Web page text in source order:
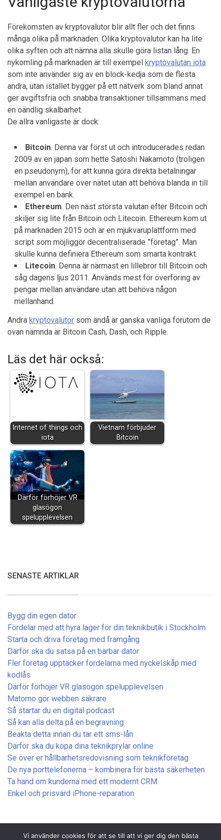
Förekomsten av kryptovalutor blir allt fler och det finns
många olika på marknaden. Olika kryptovalutor kan ha lite
olika syften och att nämna alla skulle göra listan lång. En
nykomling på marknaden är till exempel kryptovalutan iota
som inte använder sig av en block-kedja som de flesta
andra, utan istället bygger på ett nätverk som bland annat
ger avgiftsfria och snabba transaktioner tillsammans med
en oändlig skalbarhet.
De allra vanligaste är dock:
Bitcoin. Denna var först ut och introducerades redan
2009 av en japan som hette Satoshi Nakamoto (troligen
en pseudonym), för att kunna göra direkta betalningar
mellan användare över nätet utan att behöva blanda in till
exempel en bank.
Ethereum. Den näst största valutan efter Bitcoin och
skiljer sig lite från Bitcoin och Litecoin. Ethereum kom ut
på marknaden 2015 och är en mjukvaruplattform med
script som möjliggör decentraliserade ”företag”. Man
skulle kunna definiera Ethereum som smarta kontrakt.
Litecoin. Denna är närmast en lillebror till Bitcoin och
såg dagens ljus 2011. Används mest för överföring av
pengar mellan användare utan att behöva någon
mellanhand.
Andra kryptovalutor som ändå är ganska vanliga förutom de
ovan nämnda är Bitcoin Cash, Dash, och Ripple.
Läs det här också:
Internet of things och
iota
Vietnam förbjuder
Bitcoin
Därför förhöjer VR
glasögon
spelupplevelsen
SENASTE ARTIKLAR
Bygg din egen dator
Fördelar med att hyra lager för din teknikbutik i Stockholm
Starta och driva företag med framgång
Därför ska du satsa på en bärbar dator
Fler företag upptäcker fördelarna med nyckelskåp med
kodlås
Därför förhöjer VR glasögon spelupplevelsen
Matomo gör webben säkrare
Så startar du en digital podcast
Så kan alla delta på en begravning
Beakta detta innan du tar ett sms-lån
Därför ska du köpa dina teknikprylar online
Se över er hållbarhetsredovisning som teknikföretag
De nya porttelefonerna – kombinera för bästa säkerheten
Ta hand om kunderna med ett modernt CRM
Enkel och prisvärd iPhone-reparation
Vi använder cookies för att se till att vi ger dig den bästa